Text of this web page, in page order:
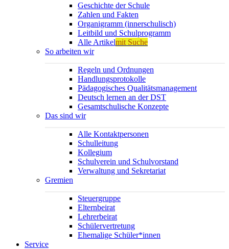
Geschichte der Schule
Zahlen und Fakten
Organigramm (innerschulisch)
Leitbild und Schulprogramm
Alle Artikelmit Suche
So arbeiten wir
Regeln und Ordnungen
Handlungsprotokolle
Pädagogisches Qualitätsmanagement
Deutsch lernen an der DST
Gesamtschulische Konzepte
Das sind wir
Alle Kontaktpersonen
Schulleitung
Kollegium
Schulverein und Schulvorstand
Verwaltung und Sekretariat
Gremien
Steuergruppe
Elternbeirat
Lehrerbeirat
Schülervertretung
Ehemalige Schüler*innen
Service